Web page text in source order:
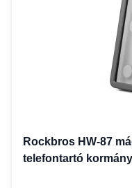
Rockbros HW-87
telefontartó